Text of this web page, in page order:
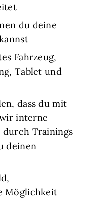
du deine
Fahrzeug,
Tablet und
dass du mit
interne
Trainings
deinen
Möglichkeit